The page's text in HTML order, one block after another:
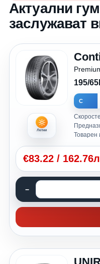
Актуални
заслужават
Летни
195/
C
Товарен
€83.22 /